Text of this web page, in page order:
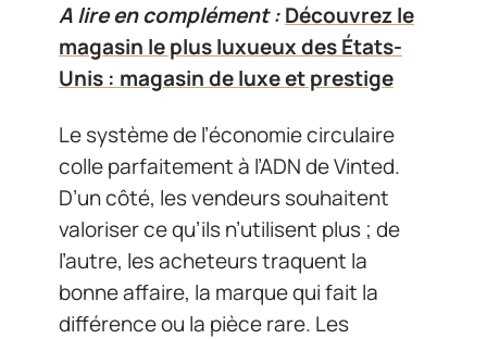
A lire en complément :Découvrez le
magasin le plus luxueux des États-
Unis : magasin de luxe et prestige
Le système de l’économie circulaire
colle parfaitement à l’ADN de Vinted.
D’un côté, les vendeurs souhaitent
valoriser ce qu’ils n’utilisent plus ; de
l’autre, les acheteurs traquent la
bonne affaire, la marque qui fait la
différence ou la pièce rare. Les